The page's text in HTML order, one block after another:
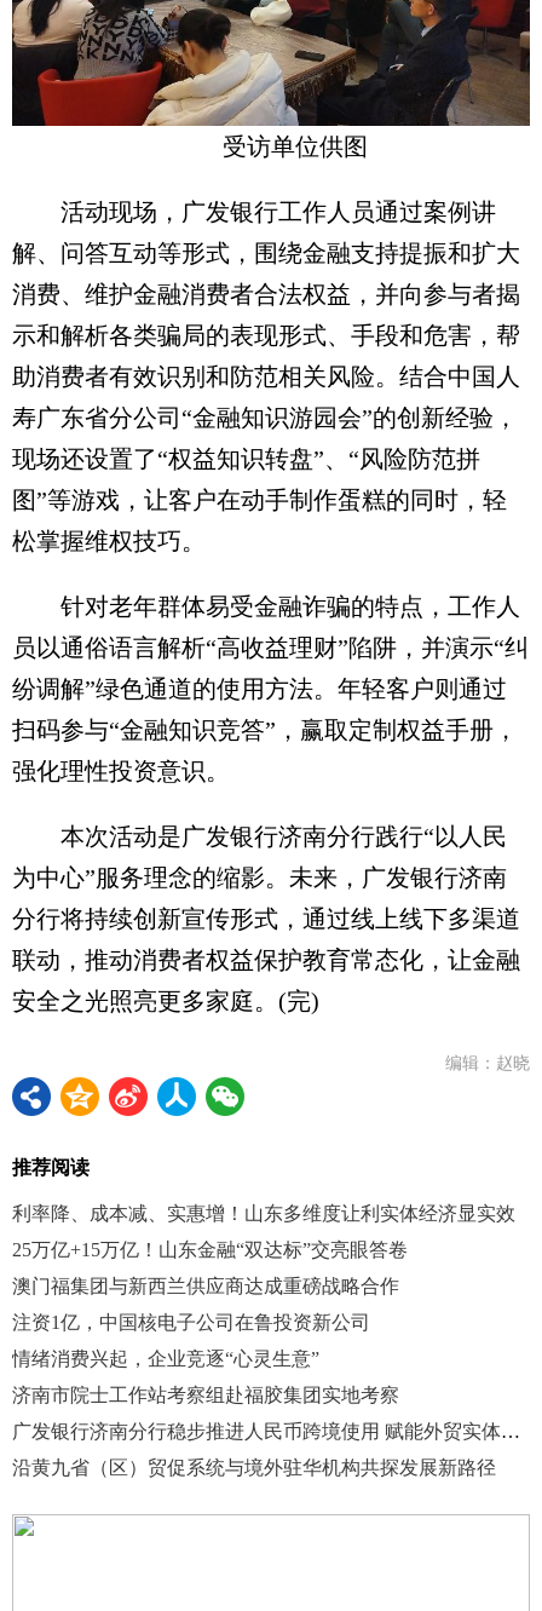
受访单位供图
活动现场，广发银行工作人员通过案例讲
解、问答互动等形式，围绕金融支持提振和扩大
消费、维护金融消费者合法权益，并向参与者揭
示和解析各类骗局的表现形式、手段和危害，帮
助消费者有效识别和防范相关风险。结合中国人
寿广东省分公司“金融知识游园会”的创新经验，
现场还设置了“权益知识转盘”、“风险防范拼
图”等游戏，让客户在动手制作蛋糕的同时，轻
松掌握维权技巧。
针对老年群体易受金融诈骗的特点，工作人
员以通俗语言解析“高收益理财”陷阱，并演示“纠
纷调解”绿色通道的使用方法。年轻客户则通过
扫码参与“金融知识竞答”，赢取定制权益手册，
强化理性投资意识。
本次活动是广发银行济南分行践行“以人民
为中心”服务理念的缩影。未来，广发银行济南
分行将持续创新宣传形式，通过线上线下多渠道
联动，推动消费者权益保护教育常态化，让金融
安全之光照亮更多家庭。(完)
编辑：赵晓
推荐阅读
利率降、成本减、实惠增！山东多维度让利实体经济显实效
25万亿+15万亿！山东金融“双达标”交亮眼答卷
澳门福集团与新西兰供应商达成重磅战略合作
注资1亿，中国核电子公司在鲁投资新公司
情绪消费兴起，企业竞逐“心灵生意”
济南市院士工作站考察组赴福胶集团实地考察
广发银行济南分行稳步推进人民币跨境使用 赋能外贸实体高质量发展
沿黄九省（区）贸促系统与境外驻华机构共探发展新路径